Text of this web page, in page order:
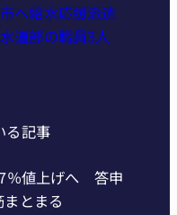
へ給水応援派遣
道部の職員3人
る記事